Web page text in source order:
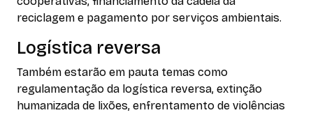
reciclagem e pagamento por serviços ambientais.
Logística reversa
Também estarão em pauta temas como
regulamentação da logística reversa, extinção
humanizada de lixões, enfrentamento de violências